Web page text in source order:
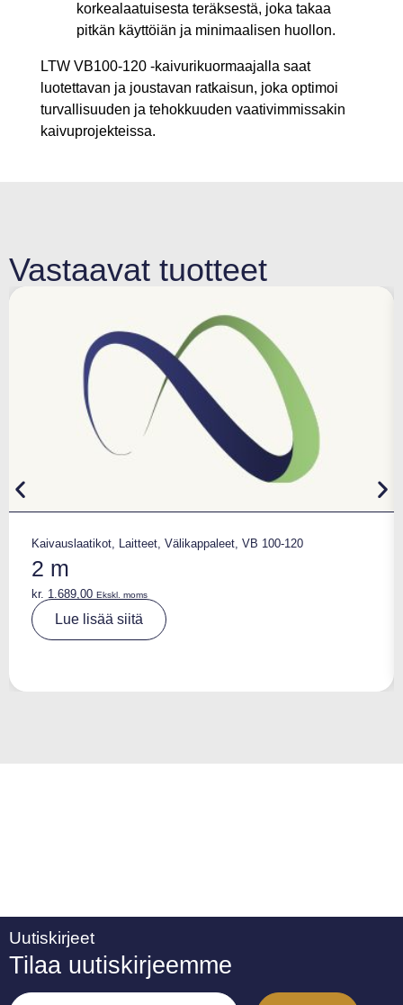
korkealaatuisesta teräksestä, joka takaa
pitkän käyttöiän ja minimaalisen huollon.
LTW VB100-120 -kaivurikuormaajalla saat
luotettavan ja joustavan ratkaisun, joka optimoi
turvallisuuden ja tehokkuuden vaativimmissakin
kaivuprojekteissa.
Vastaavat tuotteet
Kaivauslaatikot, Laitteet, Välikappaleet, VB 100-120
2 m
kr. 1.689,00 Ekskl. moms
Lue lisää siitä
Uutiskirjeet
Tilaa uutiskirjeemme